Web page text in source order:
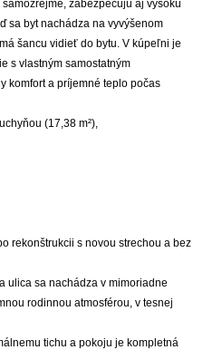
zabezpečujú aj vysokú
sa byt nachádza na vyvýšenom
šancu vidieť do bytu. V kúpeľni je
s vlastným samostatným
komfort a príjemné teplo počas
(17,38 m²),
rekonštrukcii s novou strechou a bez
ulica sa nachádza v mimoriadne
rodinnou atmosférou, v tesnej
tichu a pokoju je kompletná